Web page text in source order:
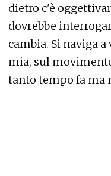
dietro c'è
dovrebbe
cambia. Si naviga
mia, sul
tanto tempo fa ma